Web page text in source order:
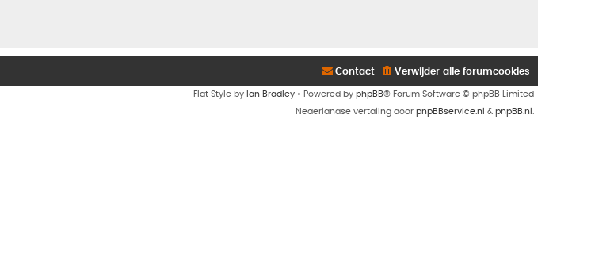
Verwijder alle forumcookies
Contact
Flat Style by Ian Bradley • Powered by phpBB® Forum Software © phpBB Limited
Nederlandse vertaling door phpBBservice.nl & phpBB.nl